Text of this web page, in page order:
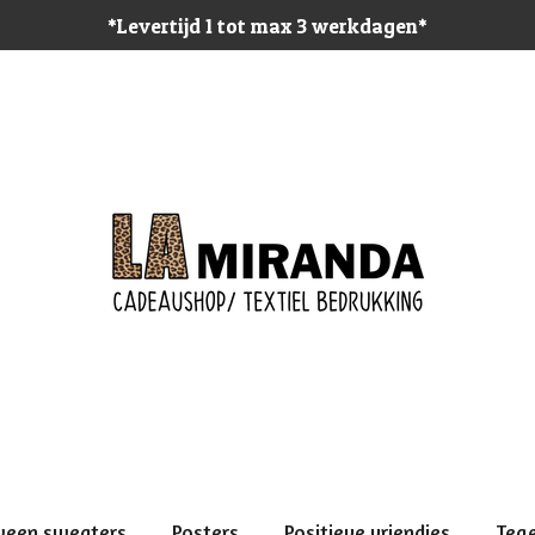
*Levertijd 1 tot max 3 werkdagen*